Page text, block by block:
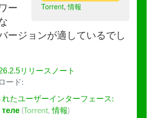
Torrent,情報
ー
ージョンが適しているでし
リリースノート
ード:
れたユーザーインターフェース:
теле (Torrent,情報)